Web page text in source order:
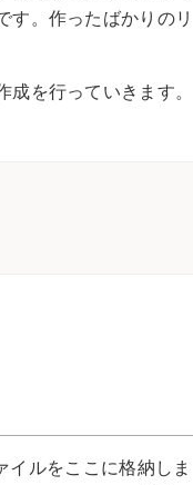
す。作ったばかりのリ
を行っていきます。
ルをここに格納しま